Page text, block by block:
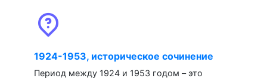
1924-1953, историческое сочинение
Период между 1924 и 1953 годом – это